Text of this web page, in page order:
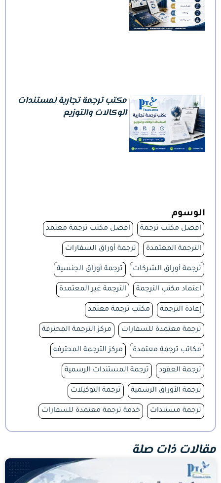
مكتب ترجمة تجارية لمستندات
الوكالات والتوزيع
الوسوم
افضل مكتب ترجمة افضل مكتب ترجمة معتمد
الترجمة المعتمدة ترجمة أوراق السفارات
ترجمة أوراق الشركات ترجمة أوراق الجنسية
اعتماد مكتب الترجمة الترجمة غير المعتمدة
إعادة الترجمة مكتب ترجمة معتمد
ترجمة معتمدة للسفارات مركز الترجمة المحترفة
مكاتب ترجمة معتمدة مركز الترجمة المحترفه
ترجمة العقود ترجمة المستندات الرسمية
ترجمة الأوراق الرسمية ترجمة التوكيلات
ترجمة مستندات خدمة ترجمة معتمدة للسفارات
مقالات ذات صلة